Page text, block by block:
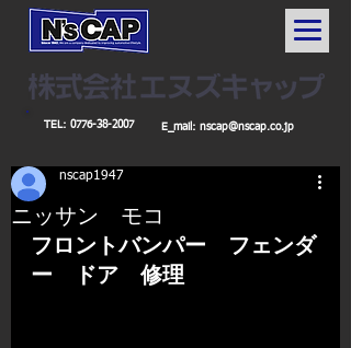
TEL: 0776-38-2007 E_mail: nscap@nscap.co.jp
ニッサン モコ
nscap1947
フロントバンパー　フェンダ
ー　ドア　修理